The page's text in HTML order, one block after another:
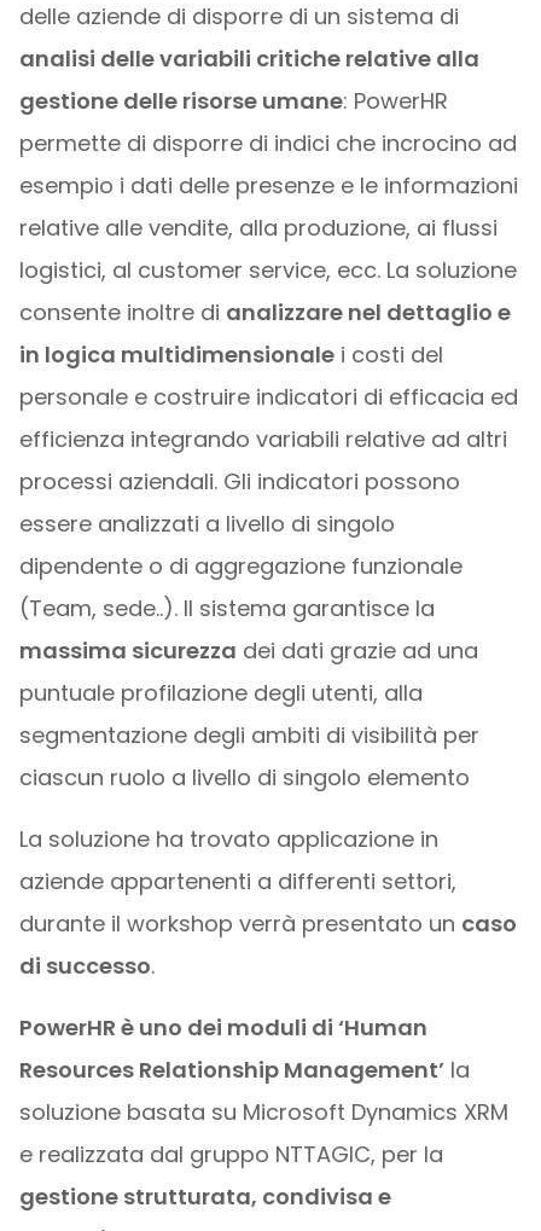
delle aziende di disporre di un sistema di
analisi delle variabili critiche relative alla
gestione delle risorse umane: PowerHR
permette di disporre di indici che incrocino ad
esempio i dati delle presenze e le informazioni
relative alle vendite, alla produzione, ai flussi
logistici, al customer service, ecc. La soluzione
consente inoltre di analizzare nel dettaglio e
in logica multidimensionalei costi del
personale e costruire indicatori di efficacia ed
efficienza integrando variabili relative ad altri
processi aziendali. Gli indicatori possono
essere analizzati a livello di singolo
dipendente o di aggregazione funzionale
(Team, sede..). Il sistema garantisce la
massima sicurezza dei dati grazie ad una
puntuale profilazione degli utenti, alla
segmentazione degli ambiti di visibilità per
ciascun ruolo a livello di singolo elemento
La soluzione ha trovato applicazione in
aziende appartenenti a differenti settori,
durante il workshop verrà presentato un caso
di successo.
PowerHR è uno dei moduli di ‘Human
Resources Relationship Management’la
soluzione basata su Microsoft Dynamics XRM
e realizzata dal gruppo NTTAGIC, per la
gestione strutturata, condivisa e